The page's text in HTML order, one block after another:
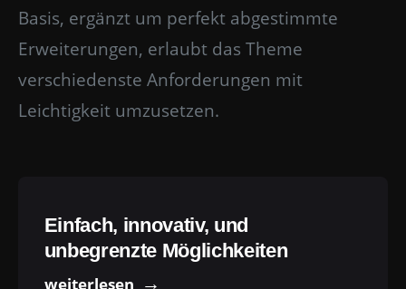
Basis, ergänzt um perfekt abgestimmte
Erweiterungen, erlaubt das Theme
verschiedenste Anforderungen mit
Leichtigkeit umzusetzen.
Einfach, innovativ, und
unbegrenzte Möglichkeiten
weiterlesen